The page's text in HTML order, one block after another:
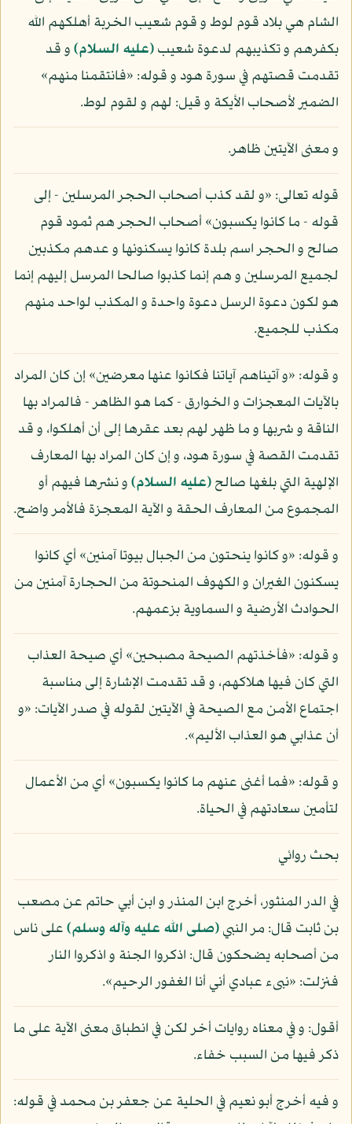
الشام هي بلاد قوم لوط و قوم شعيب الخربة أهلكهم الله
بكفرهم و تكذيبهم لدعوة شعيب(عليه السلام)و قد
تقدمت قصتهم في سورة هود و قوله: «فانتقمنا منهم»
الضمير لأصحاب الأيكة و قيل: لهم و لقوم لوط.
و معنى الآيتين ظاهر.
قوله تعالى: «و لقد كذب أصحاب الحجر المرسلين - إلى
قوله - ما كانوا يكسبون» أصحاب الحجر هم ثمود قوم
صالح و الحجر اسم بلدة كانوا يسكنونها و عدهم مكذبين
لجميع المرسلين و هم إنما كذبوا صالحا المرسل إليهم إنما
هو لكون دعوة الرسل دعوة واحدة و المكذب لواحد منهم
مكذب للجميع.
و قوله: «و آتيناهم آياتنا فكانوا عنها معرضين» إن كان المراد
بالآيات المعجزات و الخوارق - كما هو الظاهر - فالمراد بها
الناقة و شربها و ما ظهر لهم بعد عقرها إلى أن أهلكوا، و قد
تقدمت القصة في سورة هود، و إن كان المراد بها المعارف
الإلهية التي بلغها صالح(عليه السلام)و نشرها فيهم أو
المجموع من المعارف الحقة و الآية المعجزة فالأمر واضح.
و قوله: «و كانوا ينحتون من الجبال بيوتا آمنين» أي كانوا
يسكنون الغيران و الكهوف المنحوتة من الحجارة آمنين من
الحوادث الأرضية و السماوية بزعمهم.
و قوله: «فأخذتهم الصيحة مصبحين» أي صيحة العذاب
التي كان فيها هلاكهم، و قد تقدمت الإشارة إلى مناسبة
اجتماع الأمن مع الصيحة في الآيتين لقوله في صدر الآيات: «و
أن عذابي هو العذاب الأليم».
و قوله: «فما أغنى عنهم ما كانوا يكسبون» أي من الأعمال
لتأمين سعادتهم في الحياة.
بحث روائي
في الدر المنثور، أخرج ابن المنذر و ابن أبي حاتم عن مصعب
بن ثابت قال: مر النبي(صلى الله عليه وآله وسلم)على ناس
من أصحابه يضحكون قال: اذكروا الجنة و اذكروا النار
فنزلت: «نبىء عبادي أني أنا الغفور الرحيم».
أقول: و في معناه روايات أخر لكن في انطباق معنى الآية على ما
ذكر فيها من السبب خفاء.
و فيه أخرج أبو نعيم في الحلية عن جعفر بن محمد في قوله: